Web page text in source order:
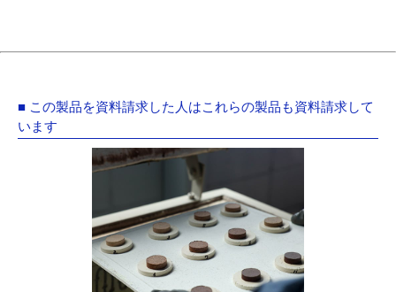
■ この製品を資料請求した人はこれらの製品も資料請求して
います